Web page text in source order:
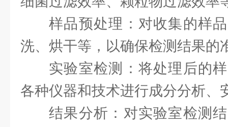
样品预处理：对收集的样
洗、烘干等，以确保检测结果的
实验室检测：将处理后的
各种仪器和技术进行成分分析、
结果分析：对实验室检测